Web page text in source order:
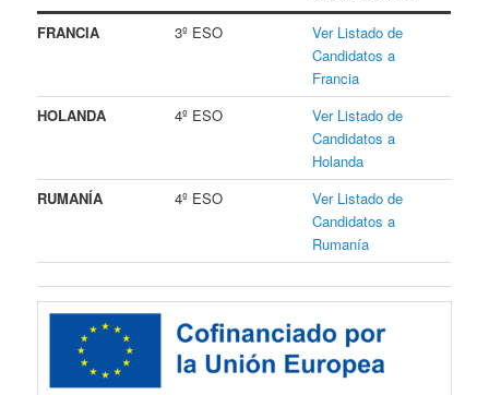
FRANCIA
3º ESO
Ver Listado de
Candidatos a
Francia
HOLANDA
4º ESO
Ver Listado de
Candidatos a
Holanda
RUMANÍA
4º ESO
Ver Listado de
Candidatos a
Rumanía